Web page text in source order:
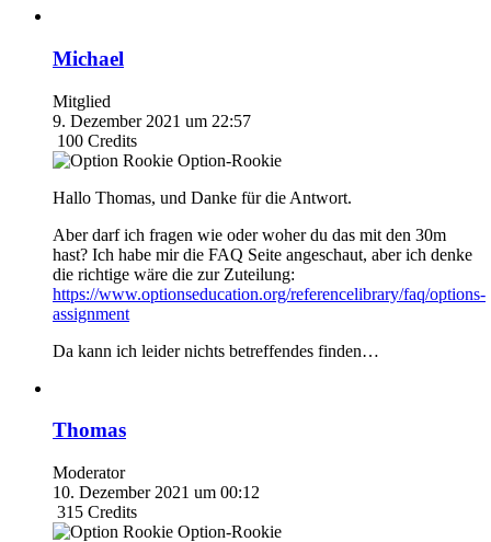
Michael
Mitglied
9. Dezember 2021 um 22:57
100 Credits
Option-Rookie
Hallo Thomas, und Danke für die Antwort.
Aber darf ich fragen wie oder woher du das mit den 30m
hast? Ich habe mir die FAQ Seite angeschaut, aber ich denke
die richtige wäre die zur Zuteilung:
https://www.optionseducation.org/referencelibrary/faq/options-
assignment
Da kann ich leider nichts betreffendes finden…
Thomas
Moderator
10. Dezember 2021 um 00:12
315 Credits
Option-Rookie